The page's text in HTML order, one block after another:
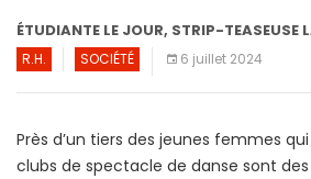
ÉTUDIANTE LE JOUR, STRIP-TEASEUSE
R.H. SOCIÉTÉ 6 juillet 2024
Près d’un tiers des jeunes femmes
clubs de spectacle de danse sont